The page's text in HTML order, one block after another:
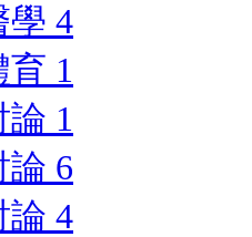
學 4
育 1
論 1
論 6
論 4